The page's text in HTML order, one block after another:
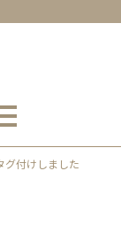
グ付けしました